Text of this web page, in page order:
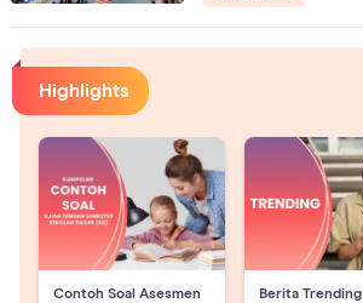
Highlights
Contoh Soal Asesmen
Berita Trending